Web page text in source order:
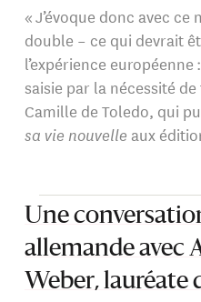
« J’évoque donc avec
double – ce qui devrait
l’expérience
saisie par la nécessité
Camille de Toledo, qui
sa vie nouvelle aux
Une
allemande avec
Weber, lauréate